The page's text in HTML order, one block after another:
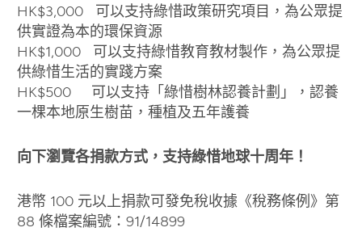
HK$3,000 可以支持綠惜政策研究項目，為公眾提
供實證為本的環保資源
HK$1,000 可以支持綠惜教育教材製作，為公眾提
供綠惜生活的實踐方案
HK$500 可以支持「綠惜樹林認養計劃」，認養
一棵本地原生樹苗，種植及五年護養
向下瀏覽各捐款方式，支持綠惜地球十周年！
港幣 100 元以上捐款可發免稅收據《稅務條例》第
88 條檔案編號：91/14899